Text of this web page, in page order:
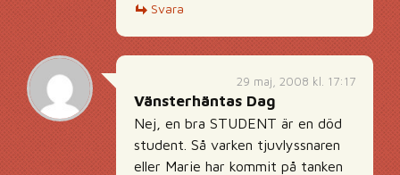
Svara
29 maj, 2008 kl. 17:17
Vänsterhäntas Dag
Nej, en bra STUDENT är en död
student. Så varken tjuvlyssnaren
eller Marie har kommit på tanken